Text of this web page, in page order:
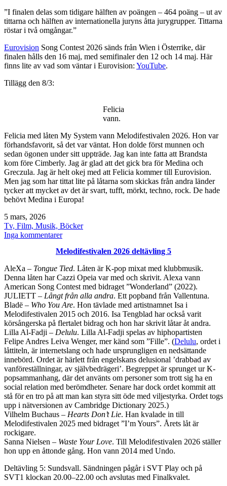
”I finalen delas som tidigare hälften av poängen – 464 poäng – ut av
tittarna och hälften av internationella juryns åtta jurygrupper. Tittarna
röstar i två omgångar.”
Eurovision Song Contest 2026 sänds från Wien i Österrike, där
finalen hålls den 16 maj, med semifinaler den 12 och 14 maj. Här
finns lite av vad som väntar i Eurovision: YouTube.
Tillägg den 8/3:
Felicia
vann.
Felicia med låten My System vann Melodifestivalen 2026. Hon var
förhandsfavorit, så det var väntat. Hon dolde först munnen och
sedan ögonen under sitt uppträde. Jag kan inte fatta att Brandsta
kom före Cimberly. Jag är glad att det gick bra för Medina och
Greczula. Jag är helt okej med att Felicia kommer till Eurovision.
Men jag som har tittat lite på låtarna som skickas från andra länder
tycker att mycket av det är svart, tufft, mörkt, techno, rock. De hade
behövt Medina i Europa!
Publicerat
den
5 mars, 2026
Kategoriserat
som
Tv, Film, Musik, Böcker
Inga kommentarertill
2026
Melodifestivalen 2026 deltävling 5
AleXa – Tongue Tied. Låten är K-pop mixat med klubbmusik.
Denna låten har Cazzi Opeia var med och skrivit. Alexa vann
American Song Contest med bidraget ”Wonderland” (2022).
JULIETT – Långt från alla andra. Ett popband från Vallentuna.
Bladë – Who You Are. Hon tävlade med artistnamnet Isa i
Melodifestivalen 2015 och 2016. Isa Tengblad har också varit
körsångerska på flertalet bidrag och hon har skrivit låtar åt andra.
Lilla Al-Fadji – Delulu. Lilla Al-Fadji spelas av hiphopartisten
Felipe Andres Leiva Wenger, mer känd som ”Fille”. (Delulu, ordet i
låttiteln, är internetslang och hade ursprungligen en nedsättande
innebörd. Ordet är härlett från engelskans delusional ’drabbad av
vanföreställningar, av självbedrägeri’. Begreppet är sprunget ur K-
popsammanhang, där det använts om personer som trott sig ha en
social relation med berömdheter. Senare har dock ordet kommit att
stå för en tro på att man kan styra sitt öde med viljestyrka. Ordet togs
upp i nätversionen av Cambridge Dictionary 2025.)
Vilhelm Buchaus – Hearts Don’t Lie. Han kvalade in till
Melodifestivalen 2025 med bidraget ”I’m Yours”. Årets låt är
rockigare.
Sanna Nielsen – Waste Your Love. Till Melodifestivalen 2026 ställer
hon upp en åttonde gång. Hon vann 2014 med Undo.
Deltävling 5: Sundsvall. Sändningen pågår i SVT Play och på
SVT1 klockan 20.00–22.00 och avslutas med Finalkvalet.